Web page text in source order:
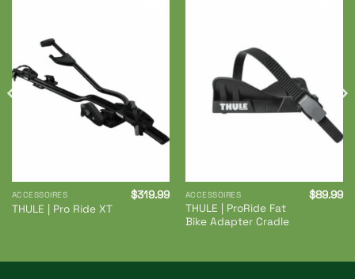
ACCESSOIRES
THULE | Pro Ride XT
$319.99 ACCESSOIRES
THULE | ProRide Fat
Bike Adapter Cradle
$89.99